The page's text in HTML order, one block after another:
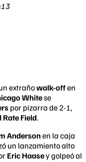
extrañowalk-offen
Whitese
por pizarra de 2-1,
Rate Field.
Andersonen la caja
un lanzamiento alto
Eric Haasey golpeó al